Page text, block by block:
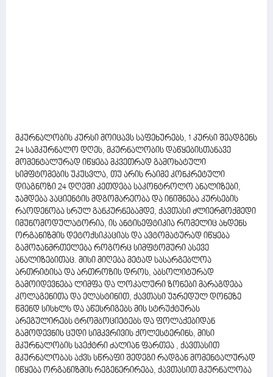
მკურნალობის კურსი მოიცავს საფეხურებს, 1 კურსი შეადგენს
24 სამკურნალო დღეს, მკურნალობის დაწყებისთანავე
მომენტალურად იწყება მკვეთრად გამოხატული
სიმფტომების უკუსვლა, თუ არის რაიმე კონკრეტული
დიაგნოზი 24 დღეში კეთდება საკონტროლო ანალიზები,
ჯამდება პაციენტის მდგომარეობა და ინიშნება კურსების
რაოდენობა სრულ განკურნებამდე, ქავთასი ძლიერმოქმედი
იმუნომოდულატორია, ის ანტისეფტიკია რომელიც ახდენს
ორგანიზმის დეტოქსიკაციას და ავტომატურად იწყება
გამოჯანმრთელება როგორც სიმფტომური ასევე
ანალიზებითაც. მისი მიღება მეტად სასარგებლოა
ართრიტისა და ართროზის დროს, აბსოლიტურად
გამოიდევნება ლიმფა და ლოკალური ზონები მარაგდება
კოლაგენითა და ელასტინით, ქავთასი უჯრედულ დონეზე
წმენდ სისხლს და აწესრიგებს მის სტრუქტურას
არეგულირებს ტრომბოციეტებს და ფოლაქებიდან
გამოდევნის ცუდი სიმკვრივის ქოლესტერინს, მისი
მკურნალობის სპექტრი ძალიან ფართეა , ქავთასით
მკურნალობას აქვს სწრაფი შედეგი რადგან მომენტალურად
იწყება ორგანიზმის რეგენერირება, ქავთასით მკურნალობა